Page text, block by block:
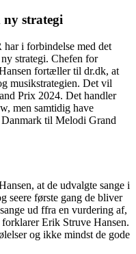
strategi
i forbindelse med det
strategi. Chefen for
fortæller til dr.dk, at
musikstrategien. Det vil
Prix 2024. Det handler
men samtidig have
til Melodi Grand
at de udvalgte sange i
seere første gang de bliver
ud ffra en vurdering af,
Erik Struve Hansen.
og ikke mindst de gode